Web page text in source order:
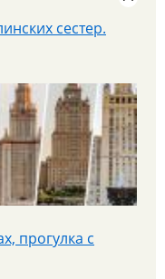
тур в
сестер.
прогулка с